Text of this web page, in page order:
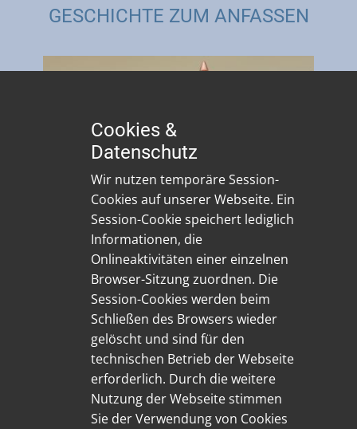
GESCHICHTE ZUM ANFASSEN
Cookies &
Datenschutz
Wir nutzen temporäre Session-
Cookies auf unserer Webseite. Ein
Session-Cookie speichert lediglich
Informationen, die
Onlineaktivitäten einer einzelnen
Browser-Sitzung zuordnen. Die
Session-Cookies werden beim
Schließen des Browsers wieder
gelöscht und sind für den
technischen Betrieb der Webseite
erforderlich. Durch die weitere
Nutzung der Webseite stimmen
Sie der Verwendung von Cookies